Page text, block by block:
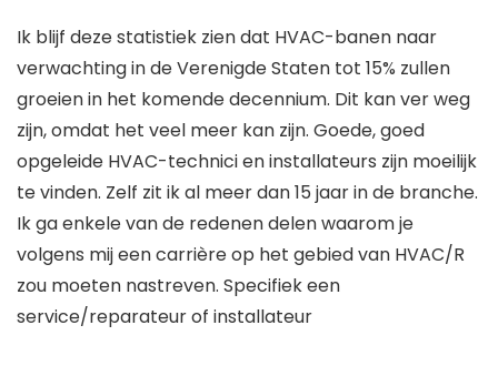
Ik blijf deze statistiek zien dat HVAC-banen naar
verwachting in de Verenigde Staten tot 15% zullen
groeien in het komende decennium. Dit kan ver weg
zijn, omdat het veel meer kan zijn. Goede, goed
opgeleide HVAC-technici en installateurs zijn moeilijk
te vinden. Zelf zit ik al meer dan 15 jaar in de branche.
Ik ga enkele van de redenen delen waarom je
volgens mij een carrière op het gebied van HVAC/R
zou moeten nastreven. Specifiek een
service/reparateur of installateur